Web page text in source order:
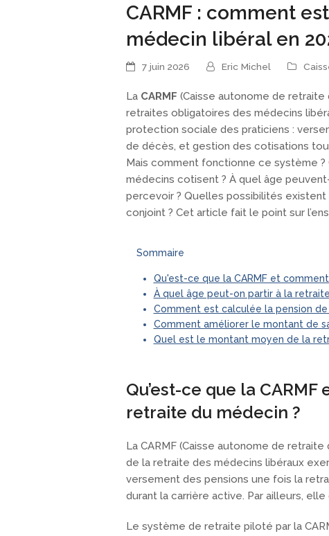
CARMF : comment
médecin libéral en
7 juin 2026 Eric Michel
La CARMF (Caisse autonome de
retraites obligatoires des médecins
protection sociale des praticiens :
de décès, et gestion des cotisations
Mais comment fonctionne ce système
médecins cotisent ? À quel âge
percevoir ? Quelles possibilités
conjoint ? Cet article fait le point sur
Sommaire
Qu'est-ce que la CARMF et
À quel âge peut-on partir à la
Comment est calculée la pension de
Comment améliorer le montant de
Quel est le montant moyen de la
Qu’est-ce que la
retraite du médecin ?
La CARMF (Caisse autonome de
de la retraite des médecins libéraux
versement des pensions une fois la
durant la carrière active. Par ailleurs,
Le système de retraite piloté par la